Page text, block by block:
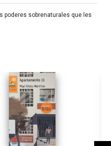
poderes sobrenaturales que les